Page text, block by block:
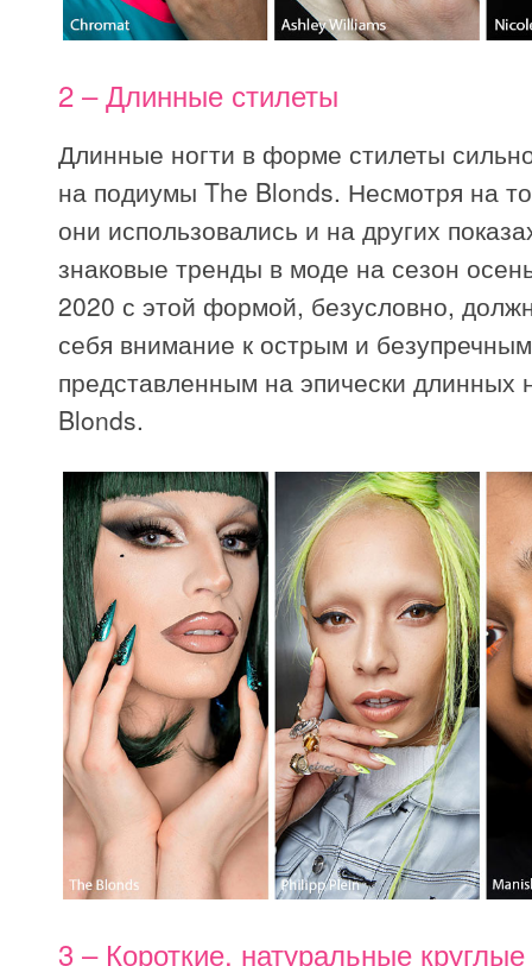
2 – Длинные стилеты
Длинные ногти в форме стилеты
на подиумы The Blonds. Несмотря на
они использовались и на других
знаковые тренды в моде на сезон
2020 с этой формой, безусловно,
себя внимание к острым и
представленным на эпически длинных
Blonds.
3 – Короткие, натуральные